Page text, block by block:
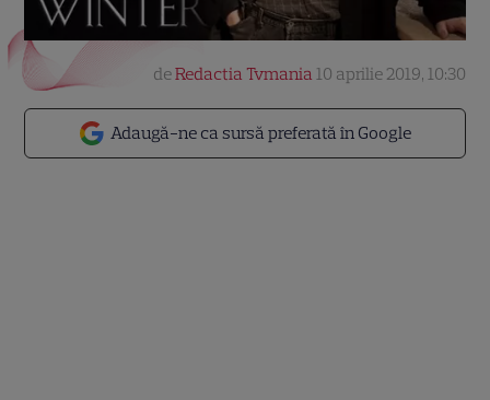
Adaugă-ne ca sursă preferată în Google
deRedactia Tvmania 10 aprilie 2019, 10:30